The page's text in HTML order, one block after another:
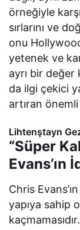
örneğiyle
sırlarını ve
onu
yetenek ve
ayrı bir değer
da ilgi çekici
artıran
Lihtenştayn
“Süper
Evans’ın
Chris
yapıya sahip